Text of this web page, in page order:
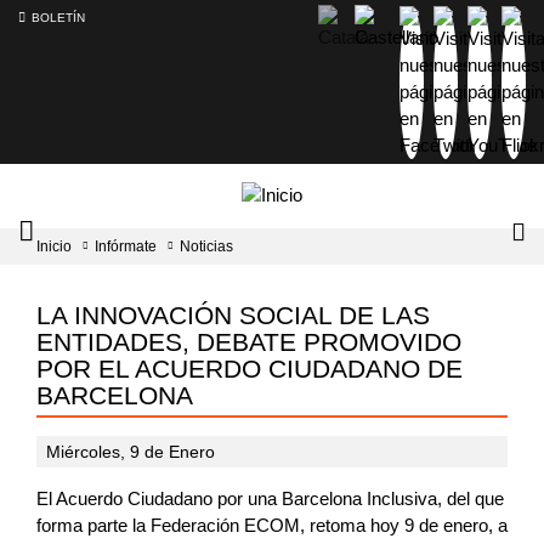
BOLETÍN
Intercambiador
del
principal
Inicio Infórmate Noticias
LA INNOVACIÓN SOCIAL DE LAS
ENTIDADES, DEBATE PROMOVIDO
POR EL ACUERDO CIUDADANO DE
BARCELONA
Miércoles, 9 de Enero
El Acuerdo Ciudadano por una Barcelona Inclusiva, del que
forma parte la Federación ECOM, retoma hoy 9 de enero, a